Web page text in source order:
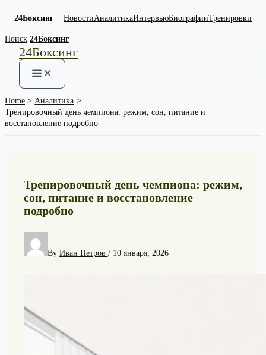
24Боксинг НовостиАналитикаИнтервьюБиографииТренировки
Skip
content
Поиск 24Боксинг
24Боксинг
Home
Аналитика
Тренировочный день чемпиона: режим, сон, питание и
восстановление подробно
Тренировочный день чемпиона: режим,
сон, питание и восстановление
подробно
By Иван Петров / 10 января, 2026